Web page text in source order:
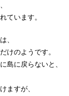
ています。
、
けのようです。
島に戻らないと、
ますが、